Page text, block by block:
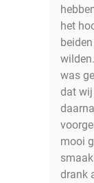
het
was
dat wij
mooi
drank